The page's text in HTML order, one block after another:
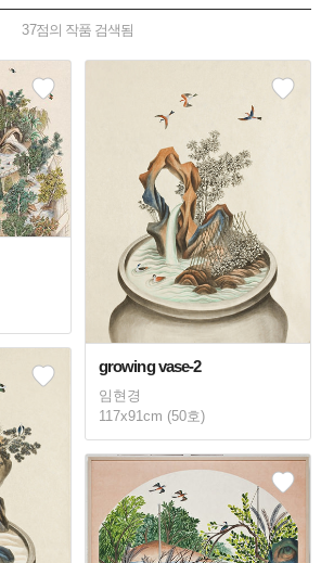
37점의 작품 검색됨
growing vase-2
임현경
117x91cm (50호)